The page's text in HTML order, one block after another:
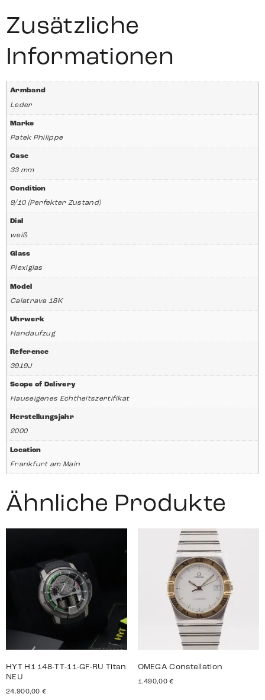
Zusätzliche
Informationen
Armband
Leder
Marke
Patek Philippe
Case
33 mm
Condition
9/10 (Perfekter Zustand)
Dial
weiß
Glass
Plexiglas
Model
Calatrava 18K
Uhrwerk
Handaufzug
Reference
3919J
Scope of Delivery
Hauseigenes Echtheitszertifikat
Herstellungsjahr
2000
Location
Frankfurt am Main
Ähnliche Produkte
HYT H1 148-TT-11-GF-RU Titan
NEU
24.900,00 €
OMEGA Constellation
1.490,00€